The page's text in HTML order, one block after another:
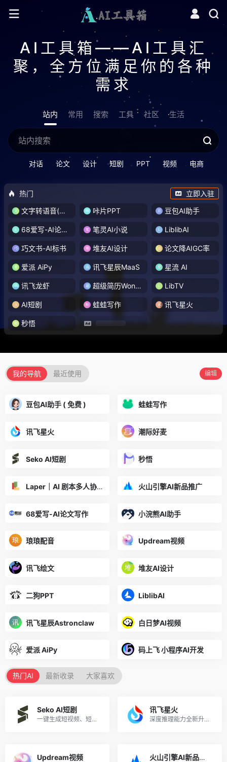
AI工具箱——AI工具汇
聚，全方位满足你的各种
需求
站内 常用 搜索 工具 社区 生活
对话 论文 设计 短剧 PPT 视频 电商
热门
立即入驻
文字转语音(琅琅配音)
咔片PPT 豆包AI助手
68爱写-AI论文写作 笔灵AI小说 LiblibAI
巧文书-AI标书 堆友AI设计 论文降AIGC率
爱派 AiPy 讯飞星辰MaaS 星流 AI
讯飞龙虾 超级简历WonderCV LibTV
AI短剧 蛙蛙写作 讯飞星火
秒悟
我的导航 最近使用 编辑
豆包AI助手 ( 免费 ) 蛙蛙写作
讯飞星火 潮际好麦
Seko AI短剧 秒悟
Laper｜AI 剧本多人协作平台 火山引擎AI新品推广
68爱写-AI论文写作 小浣熊AI助手
琅琅配音 Updream视频
讯飞绘文 堆友AI设计
二狗PPT LiblibAI
讯飞星辰Astronclaw 白日梦AI视频
爱派 AiPy 码上飞 小程序AI开发
热门AI 最新收录 大家喜欢
Seko AI短剧
一键生成短视频、短剧，零基础批量出片，用户注册意愿高，转化稳定！
讯飞星火
深度推理能力全新升级，全面对标OpenAI o1
Updream视频 火山引擎AI新品推广